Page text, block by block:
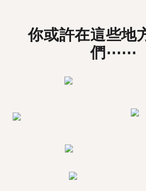
你或許在這些地
們⋯⋯